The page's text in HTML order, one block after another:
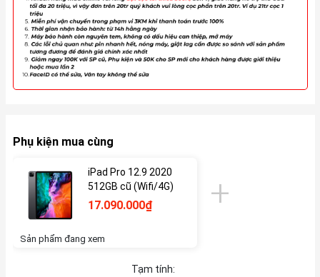
Phụ kiện mua cùng
iPad Pro 12.9 2020
512GB cũ (Wifi/4G)
17.090.000₫
Sản phẩm đang xem
Tạm tính: